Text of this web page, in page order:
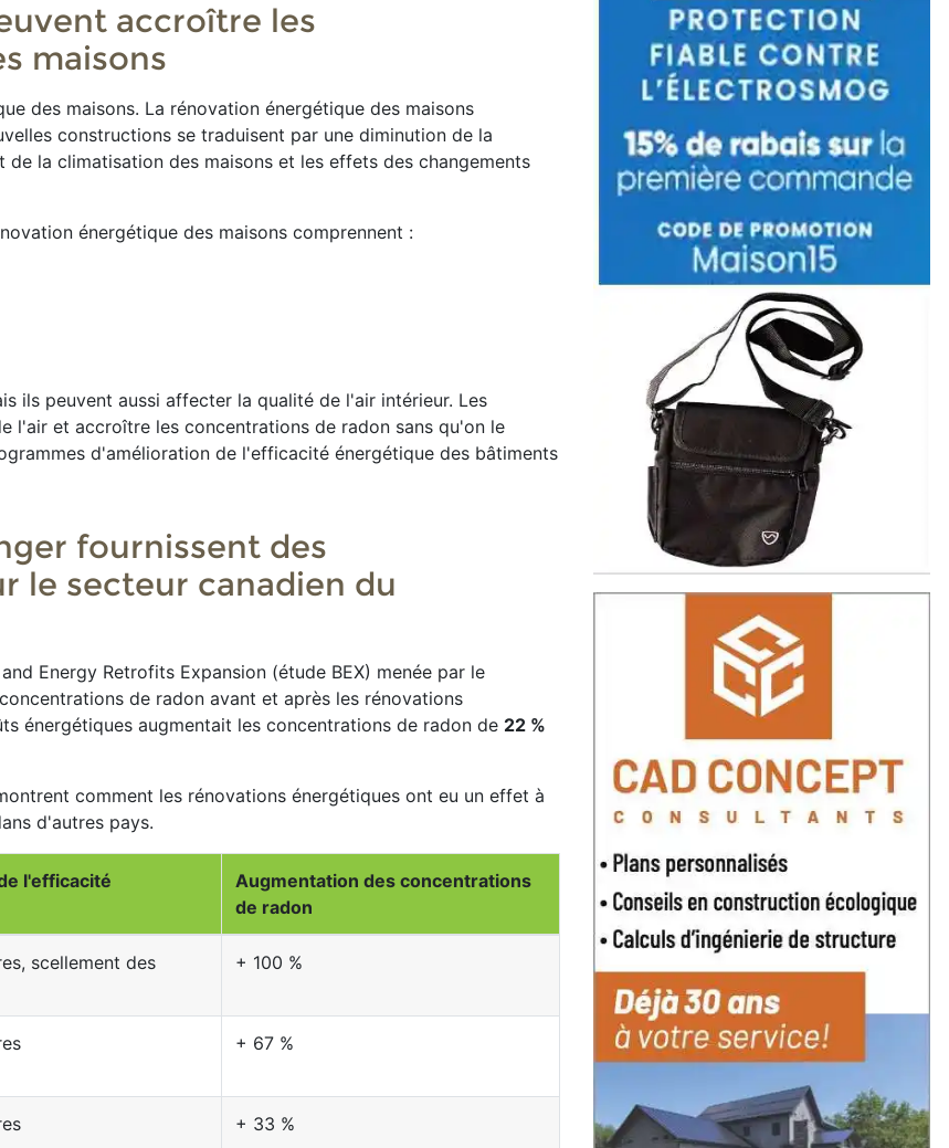
accroître les
maisons
des maisons. La rénovation énergétique des maisons
constructions se traduisent par une diminution de la
la climatisation des maisons et les effets des changements
énergétique des maisons comprennent :
ils peuvent aussi affecter la qualité de l'air intérieur. Les
l'air et accroître les concentrations de radon sans qu'on le
d'amélioration de l'efficacité énergétique des bâtiments
fournissent des
le secteur canadien du
Energy Retrofits Expansion (étude BEX) menée par le
de radon avant et après les rénovations
énergétiques augmentait les concentrations de radon de 22 %
comment les rénovations énergétiques ont eu un effet à
d'autres pays.
l'efficacité
Augmentation des concentrations
de radon
scellement des
+ 100 %
+ 67 %
+ 33 %